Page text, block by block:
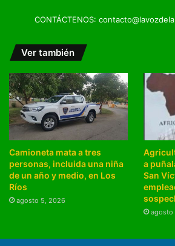
CONTÁCTENOS:
Ver también
Camioneta mata a tres
personas, incluida una niña
de un año y medio, en Los
Ríos
agosto 5, 2026
a
San
agosto